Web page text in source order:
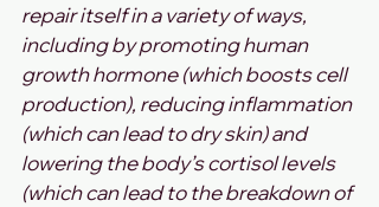
repair itself in a variety of ways,
including by promoting human
growth hormone (which boosts cell
production), reducing inflammation
(which can lead to dry skin) and
lowering the body’s cortisol levels
(which can lead to the breakdown of